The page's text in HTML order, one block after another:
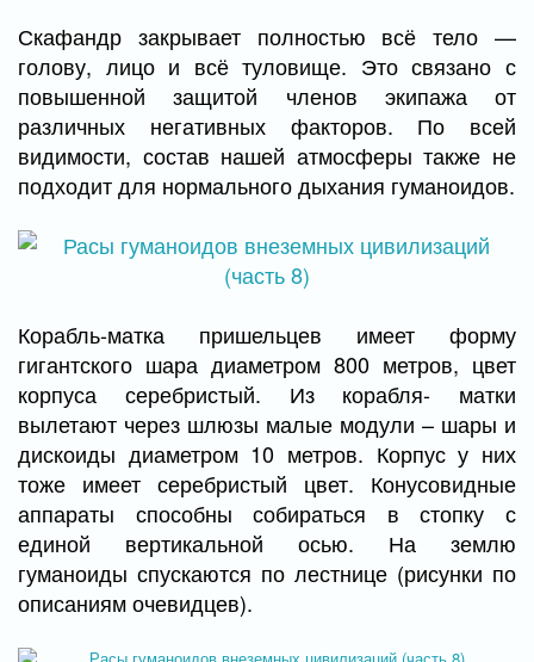
Скафандр закрывает полностью всё тело —
голову, лицо и всё туловище. Это связано с
повышенной защитой членов экипажа от
различных негативных факторов. По всей
видимости, состав нашей атмосферы также не
подходит для нормального дыхания гуманоидов.
Корабль-матка пришельцев имеет форму
гигантского шара диаметром 800 метров, цвет
корпуса серебристый. Из корабля- матки
вылетают через шлюзы малые модули – шары и
дискоиды диаметром 10 метров. Корпус у них
тоже имеет серебристый цвет. Конусовидные
аппараты способны собираться в стопку с
единой вертикальной осью. На землю
гуманоиды спускаются по лестнице (рисунки по
описаниям очевидцев).